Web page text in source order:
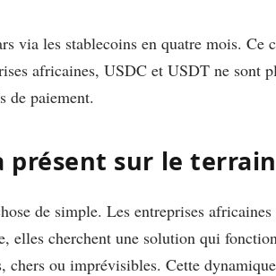
via les stablecoins en quatre mois. Ce
africaines, USDC et USDT ne sont
de paiement.
présent sur le terrain
de simple. Les entreprises africaines
elles cherchent une solution qui
chers ou imprévisibles. Cette